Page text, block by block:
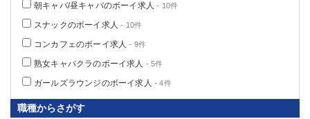
朝キャバ/昼キャバのボーイ求人 - 10件
スナックのボーイ求人 - 10件
コンカフェのボーイ求人 - 9件
熟女キャバクラのボーイ求人 - 5件
ガールズラウンジのボーイ求人 - 4件
職種からさがす
群馬県